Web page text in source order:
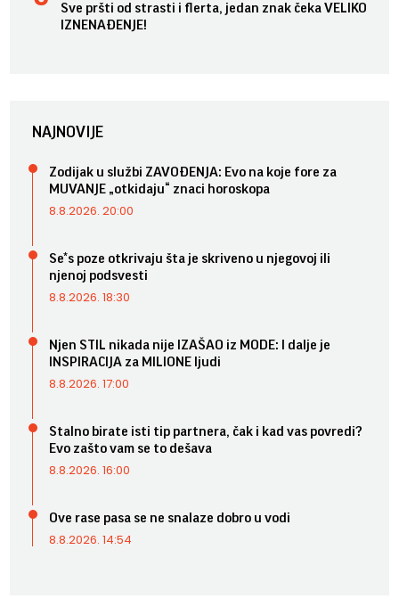
Sve pršti od strasti i flerta, jedan znak čeka VELIKO
IZNENAĐENJE!
NAJNOVIJE
Zodijak u službi ZAVOĐENJA: Evo na koje fore za
MUVANJE „otkidaju“ znaci horoskopa
8.8.2026. 20:00
Se*s poze otkrivaju šta je skriveno u njegovoj ili
njenoj podsvesti
8.8.2026. 18:30
Njen STIL nikada nije IZAŠAO iz MODE: I dalje je
INSPIRACIJA za MILIONE ljudi
8.8.2026. 17:00
Stalno birate isti tip partnera, čak i kad vas povredi?
Evo zašto vam se to dešava
8.8.2026. 16:00
Ove rase pasa se ne snalaze dobro u vodi
8.8.2026. 14:54